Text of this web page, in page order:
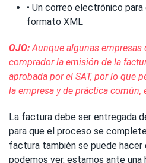
• Un correo electrónico
formato XML
OJO: Aunque algunas empresas
comprador la emisión de la
aprobada por el SAT, por lo que
la empresa y de práctica común,
La factura debe ser entregada
para que el proceso se
factura también se puede hacer
podemos ver, estamos ante